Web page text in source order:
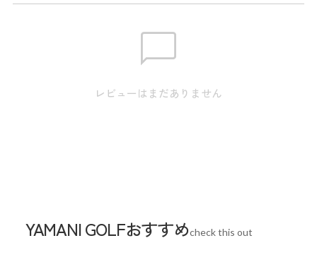
レビューはまだありません
YAMANI GOLFおすすめcheck this out